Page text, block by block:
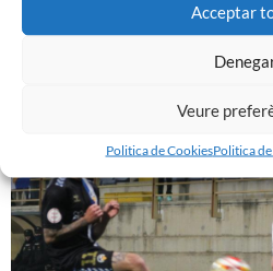
Acceptar
Veure
Politica de CookiesPolitica